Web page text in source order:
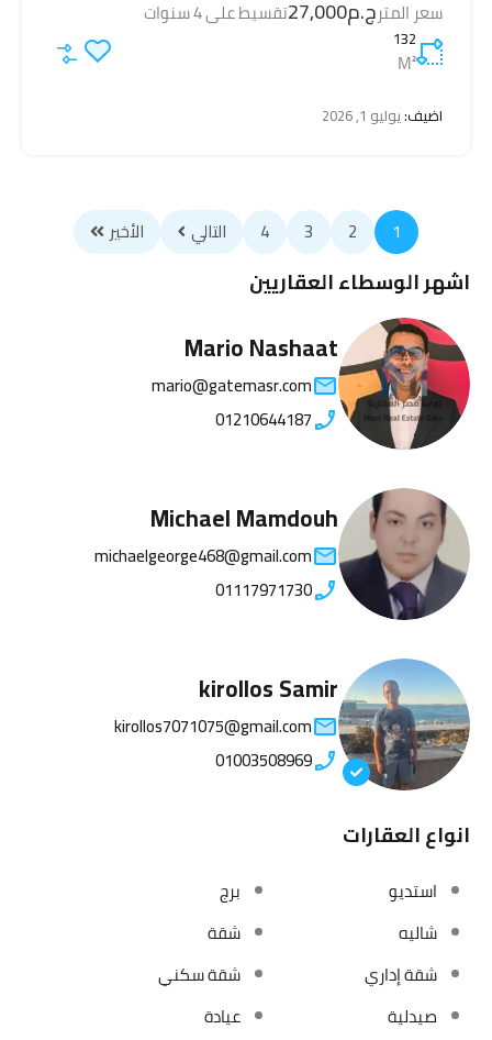
سعر المترج.م27,000 تقسيط على 4 سنوات
132
M²
اضيف:يوليو 1, 2026
1
2
3
4 التالي الأخير
اشهر الوسطاء العقاريين
Mario Nashaat
mario@gatemasr.com
01210644187
Michael Mamdouh
michaelgeorge468@gmail.com
01117971730
kirollos Samir
kirollos7071075@gmail.com
01003508969
انواع العقارات
استديو
برج
شاليه
شقة
شقة إداري
شقة سكني
صيدلية
عيادة